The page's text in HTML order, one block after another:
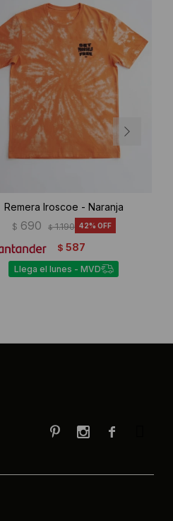
Remera Iroscoe - Naranja
$ 690 $ 1.190 42
$ 587
Llega el lunes - MVD

 